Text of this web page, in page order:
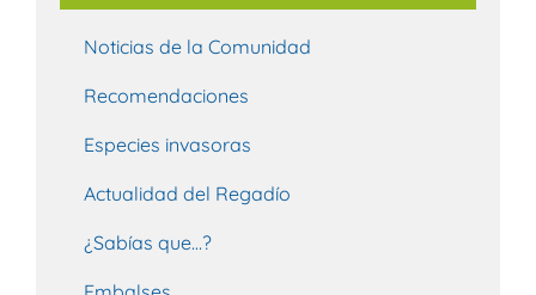
Noticias de la Comunidad
Recomendaciones
Especies invasoras
Actualidad del Regadío
¿Sabías que…?